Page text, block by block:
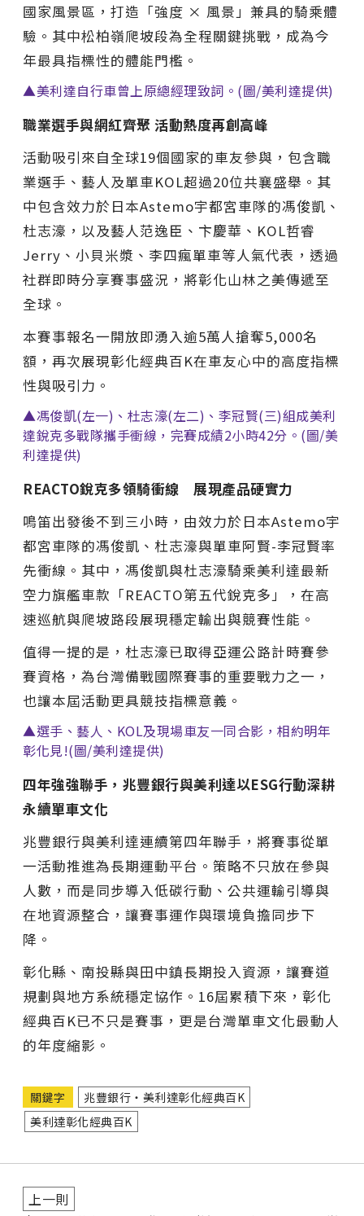
國家風景區，打造「強度 × 風景」兼具的騎乘體
驗。其中松柏嶺爬坡段為全程關鍵挑戰，成為今
年最具指標性的體能門檻。
▲美利達自行車曾上原總經理致詞。(圖/美利達提供)
職業選手與網紅齊聚 活動熱度再創高峰
活動吸引來自全球19個國家的車友參與，包含職
業選手、藝人及單車KOL超過20位共襄盛舉。其
中包含效力於日本Astemo宇都宮車隊的馮俊凱、
杜志濠，以及藝人范逸臣、卞慶華、KOL哲睿
Jerry、小貝米漿、李四瘋單車等人氣代表，透過
社群即時分享賽事盛況，將彰化山林之美傳遞至
全球。
本賽事報名一開放即湧入逾5萬人搶奪5,000名
額，再次展現彰化經典百K在車友心中的高度指標
性與吸引力。
▲馮俊凱(左一)、杜志濠(左二)、李冠賢(三)組成美利
達銳克多戰隊攜手衝線，完賽成績2小時42分。(圖/美
利達提供)
REACTO銳克多領騎衝線 展現產品硬實力
鳴笛出發後不到三小時，由效力於日本Astemo宇
都宮車隊的馮俊凱、杜志濠與單車阿賢-李冠賢率
先衝線。其中，馮俊凱與杜志濠騎乘美利達最新
空力旗艦車款「REACTO第五代銳克多」，在高
速巡航與爬坡路段展現穩定輸出與競賽性能。
值得一提的是，杜志濠已取得亞運公路計時賽參
賽資格，為台灣備戰國際賽事的重要戰力之一，
也讓本屆活動更具競技指標意義。
▲選手、藝人、KOL及現場車友一同合影，相約明年
彰化見!(圖/美利達提供)
四年強強聯手，兆豐銀行與美利達以ESG行動深耕
永續單車文化
兆豐銀行與美利達連續第四年聯手，將賽事從單
一活動推進為長期運動平台。策略不只放在參與
人數，而是同步導入低碳行動、公共運輸引導與
在地資源整合，讓賽事運作與環境負擔同步下
降。
彰化縣、南投縣與田中鎮長期投入資源，讓賽道
規劃與地方系統穩定協作。16屆累積下來，彰化
經典百K已不只是賽事，更是台灣單車文化最動人
的年度縮影。
關鍵字
兆豐銀行・美利達彰化經典百K
美利達彰化經典百K
上一則